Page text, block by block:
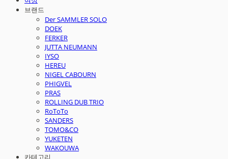
브랜드
Der SAMMLER SOLO
DOEK
FERKER
JUTTA NEUMANN
IYSO
HEREU
NIGEL CABOURN
PHIGVEL
PRAS
ROLLING DUB TRIO
RoToTo
SANDERS
TOMO&CO
YUKETEN
WAKOUWA
카테고리